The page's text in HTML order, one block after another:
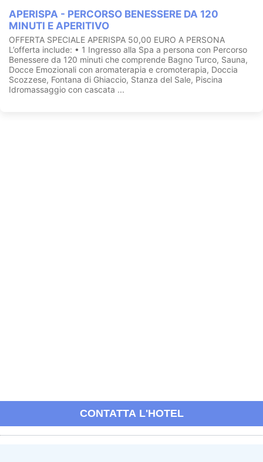
APERISPA - PERCORSO BENESSERE DA 120
MINUTI E APERITIVO
OFFERTA SPECIALE APERISPA 50,00 EURO A PERSONA
L’offerta include: • 1 Ingresso alla Spa a persona con Percorso
Benessere da 120 minuti che comprende Bagno Turco, Sauna,
Docce Emozionali con aromaterapia e cromoterapia, Doccia
Scozzese, Fontana di Ghiaccio, Stanza del Sale, Piscina
Idromassaggio con cascata ...
CONTATTA L'HOTEL